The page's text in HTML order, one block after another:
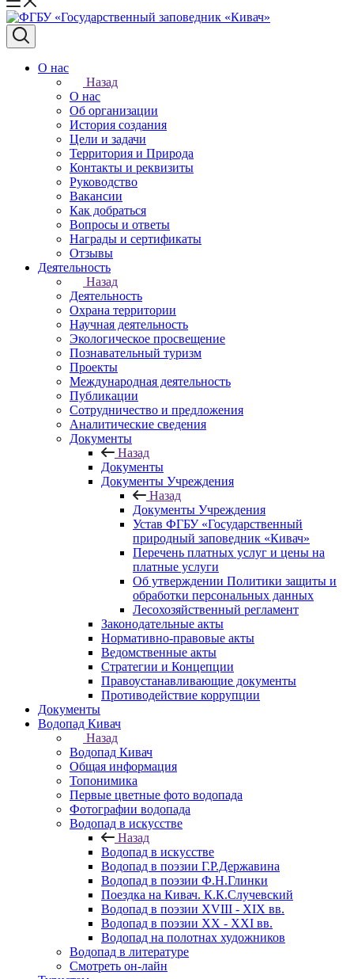
О нас
Назад
О нас
Об организации
История создания
Цели и задачи
Территория и Природа
Контакты и реквизиты
Руководство
Вакансии
Как добраться
Вопросы и ответы
Награды и сертификаты
Отзывы
Деятельность
Назад
Деятельность
Охрана территории
Научная деятельность
Экологическое просвещение
Познавательный туризм
Проекты
Международная деятельность
Публикации
Сотрудничество и предложения
Аналитические сведения
Документы
Назад
Документы
Документы Учреждения
Назад
Документы Учреждения
Устав ФГБУ «Государственный
природный заповедник «Кивач»
Перечень платных услуг и цены на
платные услуги
Об утверждении Политики защиты и
обработки персональных данных
Лесохозяйственный регламент
Законодательные акты
Нормативно-правовые акты
Ведомственные акты
Стратегии и Концепции
Правоустанавливающие документы
Противодействие коррупции
Документы
Водопад Кивач
Назад
Водопад Кивач
Общая информация
Топонимика
Первые цветные фото водопада
Фотографии водопада
Водопад в искусстве
Назад
Водопад в искусстве
Водопад в поэзии Г.Р.Державина
Водопад в поэзии Ф.Н.Глинки
Поездка на Кивач. К.К.Случевский
Водопад в поэзии XVIII - XIX вв.
Водопад в поэзии XX - XXI вв.
Водопад на полотнах художников
Водопад в литературе
Смотреть он-лайн